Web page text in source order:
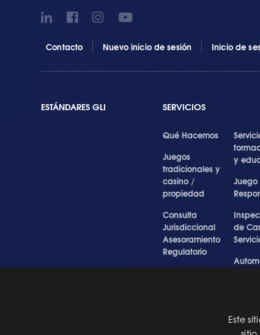
Contacto Nuevo inicio de sesión Inicio de
ESTÁNDARES GLI SERVICIOS
Qué Hacemos
Juegos
tradicionales y
casino /
propiedad
Consulta
Jurisdiccional
Asesoramiento
Regulatorio
y
Juego
de
Este